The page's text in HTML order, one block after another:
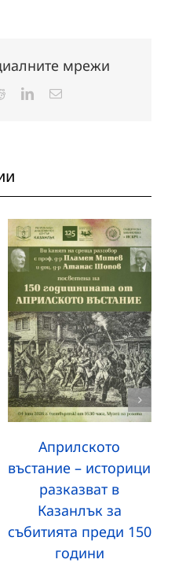
мрежи
RedditLinkedInЕлектронна
Априлското
въстание – историци
разказват в
Казанлък за
събитията преди 150
години